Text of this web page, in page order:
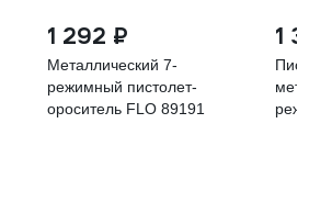
1 292 ₽
Металлический 7-
режимный пистолет-
ороситель FLO 89191
1